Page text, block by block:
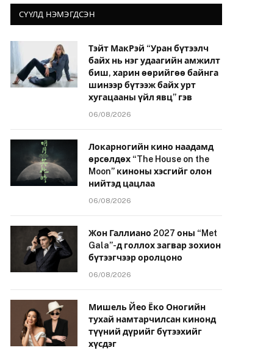
СҮҮЛД НЭМЭГДСЭН
Тэйт МакРэй “Уран бүтээлч
байх нь нэг удаагийн амжилт
биш, харин өөрийгөө байнга
шинээр бүтээж байх урт
хугацааны үйл явц” гэв
06/08/2026
Локарногийн кино наадамд
өрсөлдөх “The House on the
Moon” киноны хэсгийг олон
нийтэд цацлаа
06/08/2026
Жон Галлиано 2027 оны “Met
Gala”-д голлох загвар зохион
бүтээгчээр оролцоно
06/08/2026
Мишель Йео Ёко Оногийн
тухай намтарчилсан кинонд
түүний дүрийг бүтээхийг
хүсдэг